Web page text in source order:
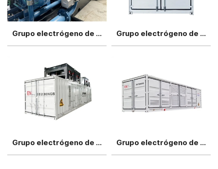
Grupo electrógeno de gas de biomasa de 1200 kW Grupo electrógeno de biomasa a gas de tipo silencioso de 500 kW
Grupo electrógeno de biomasa a gas de tipo silencioso de 800 kW Grupo electrógeno de biomasa a gas de tipo silencioso de 1200 kW